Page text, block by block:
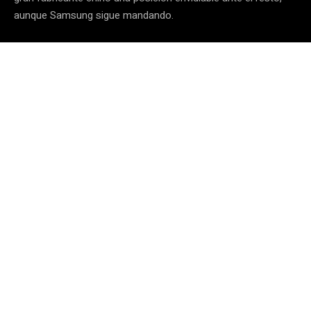
aunque Samsung sigue mandando.